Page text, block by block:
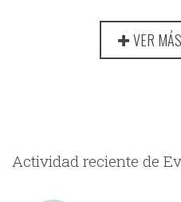
VER
Actividad reciente de